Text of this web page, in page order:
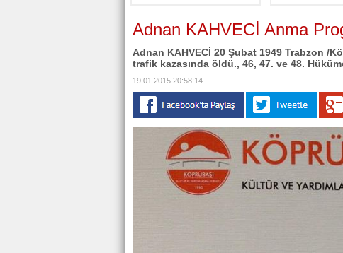
Adnan KAHVECİ Anma
Adnan KAHVECİ 20 Şubat 1949 Trabzon /
trafik kazasında öldü., 46, 47. ve 48.
19.01.2015 20:58:14